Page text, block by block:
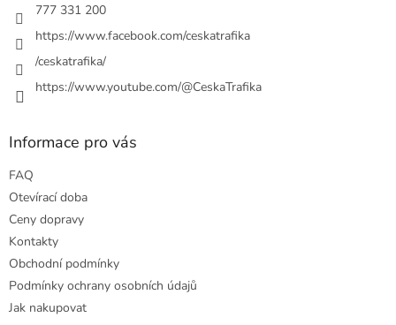
777 331 200
https://www.facebook.com/ceskatrafika
/ceskatrafika/
https://www.youtube.com/@CeskaTrafika
Informace pro vás
FAQ
Otevírací doba
Ceny dopravy
Kontakty
Obchodní podmínky
Podmínky ochrany osobních údajů
Jak nakupovat